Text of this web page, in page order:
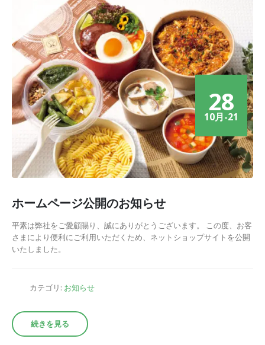
28
10月-21
ホームページ公開のお知らせ
平素は弊社をご愛顧賜り、誠にありがとうございます。 この度、お客
さまにより便利にご利用いただくため、ネットショップサイトを公開
いたしました。
カテゴリ: お知らせ
続きを見る